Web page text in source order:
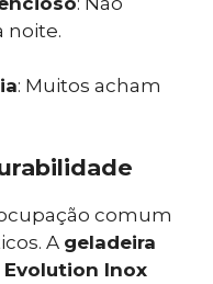
noite.
: Muitos acham
comum
A geladeira
Evolution Inox